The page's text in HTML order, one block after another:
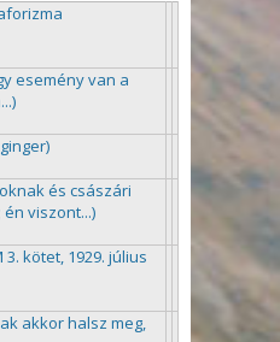
esemény van a
és császári
viszont...)
kötet, 1929. július
akkor halsz meg,